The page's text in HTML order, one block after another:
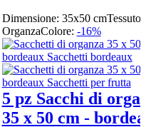
Dimensione: 35x50 cmTessuto:
OrganzaColore: -16%
5 pz Sacchi di
35 x 50 cm -